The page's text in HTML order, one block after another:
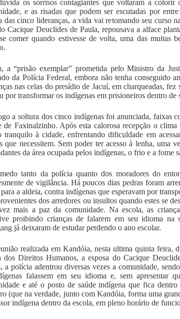
os sorrisos contagiantes que voltaram a colorir
e as risadas que podem ser escutadas por
das cinco lideranças, a vida vai retomando seu curso
Cacique Deuclides de Paula, repousava a alface
comer quando estivesse de volta, uma das muitas
a “prisão exemplar” prometida pelo Ministro da
da Polícia Federal, embora não tenha conseguido
nas celas do presídio de Jacuí, em charqueadas,
por transformar os indígenas em prisioneiros dentro de
a soltura dos cinco indígenas foi anunciada, faixas
de Faxinalzinho. Após esta calorosa recepção o
tranquilo à cidade, enfrentando dificuldade em
que necessitem. Sem poder ter acesso à lenha, uma
da área ocupada pelos indígenas, o frio e a fome
tanto da polícia quanto dos moradores do
de vigilância. Há poucos dias pedras foram
a aldeia, contra indígenas que esperavam por
dos arredores ou insultos quando estes se
mais a paz da comunidade. Na escola, as
proibindo crianças de falarem em seu idioma na
já deixaram de estudar perdendo o ano escolar.
realizada em Kandóia, nesta ultima quinta feira,
dos Direitos Humanos, a esposa do Cacique
a polícia adentrou diversas vezes a comunidade,
falassem em seu idioma e, sem apresentar
e até o posto de saúde indígena que fica
(que na verdade, junto com Kandóia, forma uma
indígena dentro da escola, em pleno horário de